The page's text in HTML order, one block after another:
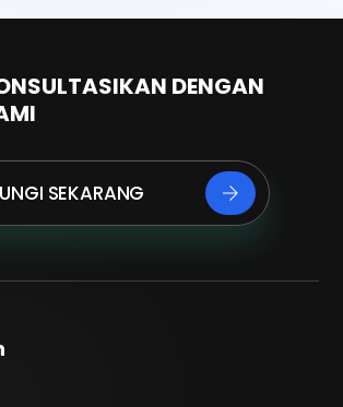
DENGAN
SEKARANG